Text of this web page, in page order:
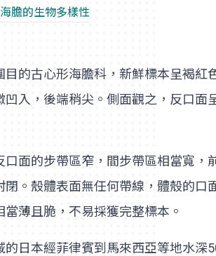
膽的生物多樣性
目的古心形海膽科，新鮮標本呈褐
凹入，後端稍尖。側面觀之，反口
面的步帶區窄，間步帶區相當寬
閉。殼體表面無任何帶線，體殼的
薄且脆，不易採獲完整標本。
的日本經菲律賓到馬來西亞等地水